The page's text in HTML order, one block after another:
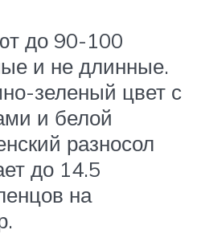
до 90-100
и не длинные.
зеленый цвет с
и белой
разносол
до 14.5
на